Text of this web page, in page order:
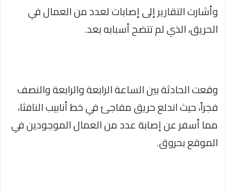
وأشارت التقارير إلى إصابات لعدد من العمال في
الحريق، الذي لم تتضح أسبابه بعد.
وقعت الحادثة بين الساعة الرابعة والرابعة والنصف
فجراً، حيث اندلع حريق مفاجئ في خط أنابيب النافثا،
مما أسفر عن إصابة عدد من العمال الموجودين في
الموقع بحروق.